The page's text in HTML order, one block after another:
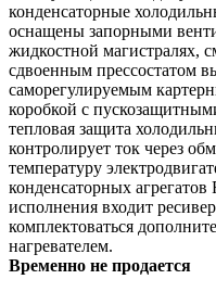
конденсаторные
оснащены запорными
жидкостной магистралях,
сдвоенным прессостатом
саморегулируемым
коробкой с
тепловая защита
контролирует ток через
температуру
конденсаторных
исполнения входит
комплектоваться
нагревателем.
Временно не продается